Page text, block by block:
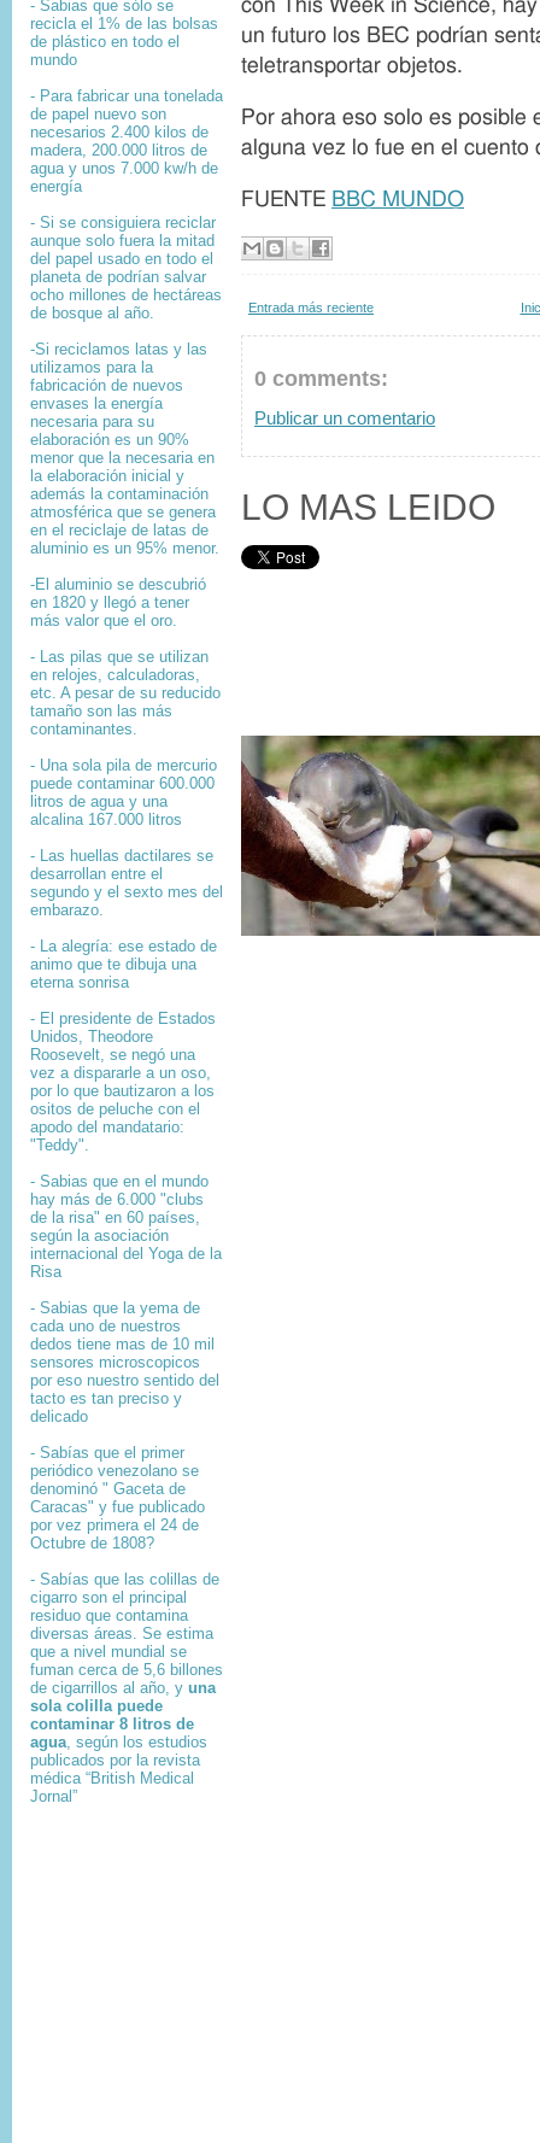
- Sabias que sólo se
recicla el 1% de las bolsas
de plástico en todo el
mundo
- Para fabricar una tonelada
de papel nuevo son
necesarios 2.400 kilos de
madera, 200.000 litros de
agua y unos 7.000 kw/h de
energía
- Si se consiguiera reciclar
aunque solo fuera la mitad
del papel usado en todo el
planeta de podrían salvar
ocho millones de hectáreas
de bosque al año.
-Si reciclamos latas y las
utilizamos para la
fabricación de nuevos
envases la energía
necesaria para su
elaboración es un 90%
menor que la necesaria en
la elaboración inicial y
además la contaminación
atmosférica que se genera
en el reciclaje de latas de
aluminio es un 95% menor.
-El aluminio se descubrió
en 1820 y llegó a tener
más valor que el oro.
- Las pilas que se utilizan
en relojes, calculadoras,
etc. A pesar de su reducido
tamaño son las más
contaminantes.
- Una sola pila de mercurio
puede contaminar 600.000
litros de agua y una
alcalina 167.000 litros
- Las huellas dactilares se
desarrollan entre el
segundo y el sexto mes del
embarazo.
- La alegría: ese estado de
animo que te dibuja una
eterna sonrisa
- El presidente de Estados
Unidos, Theodore
Roosevelt, se negó una
vez a dispararle a un oso,
por lo que bautizaron a los
ositos de peluche con el
apodo del mandatario:
"Teddy".
- Sabias que en el mundo
hay más de 6.000 "clubs
de la risa" en 60 países,
según la asociación
internacional del Yoga de la
Risa
- Sabias que la yema de
cada uno de nuestros
dedos tiene mas de 10 mil
sensores microscopicos
por eso nuestro sentido del
tacto es tan preciso y
delicado
- Sabías que el primer
periódico venezolano se
denominó " Gaceta de
Caracas" y fue publicado
por vez primera el 24 de
Octubre de 1808?
- Sabías que l as colillas de
cigarro son el principal
residuo que contamina
diversas áreas. Se estima
que a nivel mundial se
fuman cerca de 5,6 billones
de cigarrillos al año, y una
sola colilla puede
contaminar 8 litros de
agua, según los estudios
publicados por la revista
médica “British Medical
Jornal”
e
l
a
m
g
n
con This Week in Science,
un futuro los BEC podrían
teletransportar objetos.
Por ahora eso solo es posible
alguna vez lo fue en el cuento
FUENTE BBC MUNDO
Entrada más reciente
0 comments:
Publicar un comentario
LO MAS LEIDO